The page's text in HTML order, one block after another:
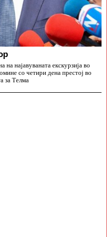
најавуваната екскурзија во
со четири дена престој во
за Телма